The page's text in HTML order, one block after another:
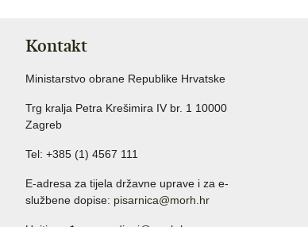
Kontakt
Ministarstvo obrane Republike Hrvatske
Trg kralja Petra Krešimira IV br. 1 10000
Zagreb
Tel: +385 (1) 4567 111
E-adresa za tijela državne uprave i za e-
službene dopise: pisarnica@morh.hr